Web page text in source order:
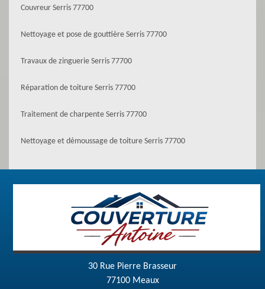
Couvreur Serris 77700
Nettoyage et pose de gouttière Serris 77700
Travaux de zinguerie Serris 77700
Réparation de toiture Serris 77700
Traitement de charpente Serris 77700
Nettoyage et démoussage de toiture Serris 77700
30 Rue Pierre Brasseur
77100 Meaux